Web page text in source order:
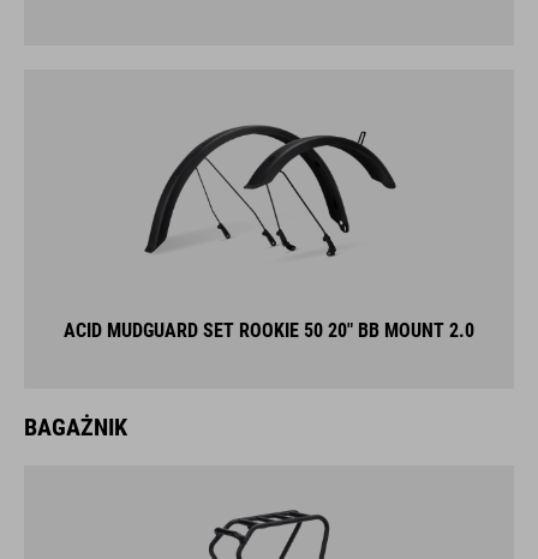
ACID MUDGUARD SET ROOKIE 50 20" BB MOUNT 2.0
BAGAŻNIK